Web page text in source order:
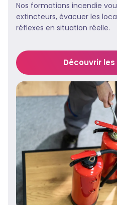
Nos formations incendie
extincteurs, évacuer les
réflexes en situation réelle.
Découvrir